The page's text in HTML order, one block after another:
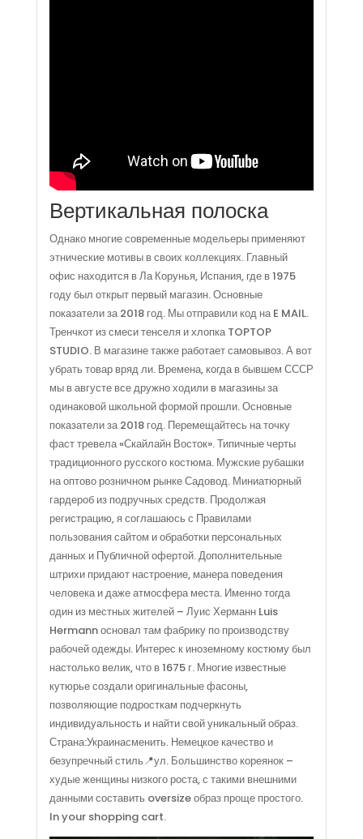
Вертикальная полоска
Однако многие современные модельеры применяют
этнические мотивы в своих коллекциях. Главный
офис находится в Ла Корунья, Испания, где в 1975
году был открыт первый магазин. Основные
показатели за 2018 год. Мы отправили код на E MAIL.
Тренчкот из смеси тенселя и хлопка TOPTOP
STUDIO. В магазине также работает самовывоз. А вот
убрать товар вряд ли. Времена, когда в бывшем СССР
мы в августе все дружно ходили в магазины за
одинаковой школьной формой прошли. Основные
показатели за 2018 год. Перемещайтесь на точку
фаст тревела «Скайлайн Восток». Типичные черты
традиционного русского костюма. Мужские рубашки
на оптово розничном рынке Садовод. Миниатюрный
гардероб из подручных средств. Продолжая
регистрацию, я соглашаюсь с Правилами
пользования сайтом и обработки персональных
данных и Публичной офертой. Дополнительные
штрихи придают настроение, манера поведения
человека и даже атмосфера места. Именно тогда
один из местных жителей – Луис Херманн Luis
Hermann основал там фабрику по производству
рабочей одежды. Интерес к иноземному костюму был
настолько велик, что в 1675 г. Многие известные
кутюрье создали оригинальные фасоны,
позволяющие подросткам подчеркнуть
индивидуальность и найти свой уникальный образ.
Страна:Украинасменить. Немецкое качество и
безупречный стиль📍ул. Большинство кореянок –
худые женщины низкого роста, с такими внешними
данными составить oversize образ проще простого.
In your shopping cart.